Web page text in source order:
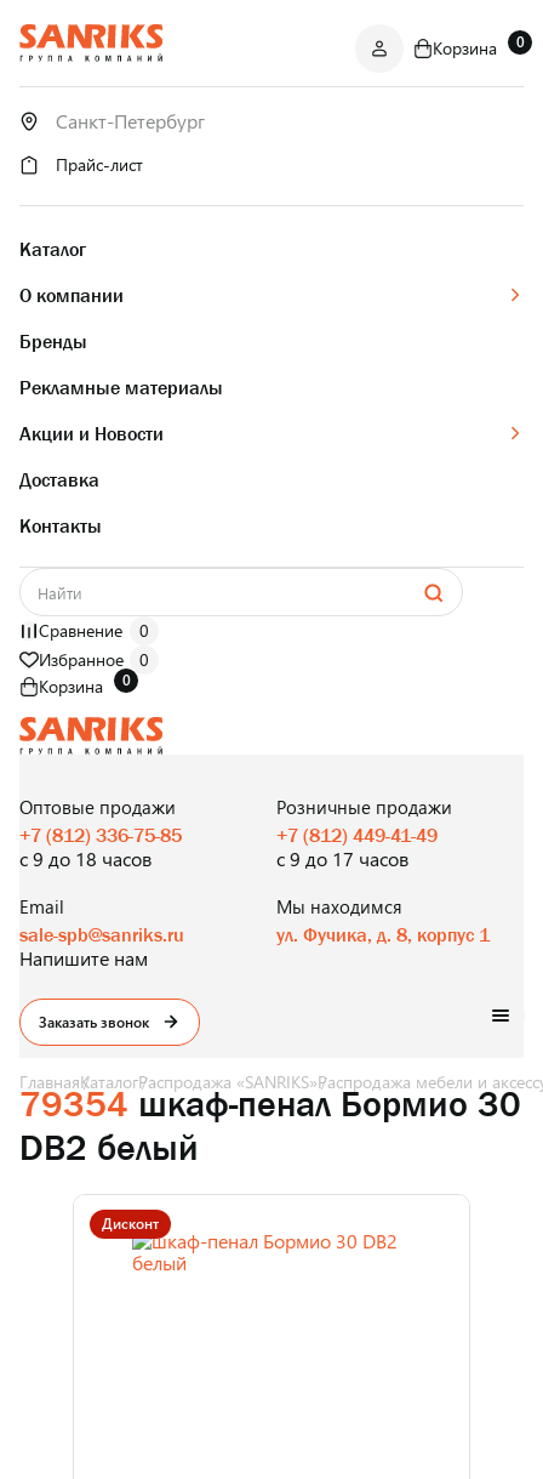
ОПТОМ
И В РОЗНИЦУ
Корзина 0
Прайс-лист
Каталог
О компании
Бренды
Рекламные материалы
Акции и Новости
Доставка
Контакты
Сравнение
0
Избранное
0
Корзина
0
И В РОЗНИЦУ
Оптовые продажи
+7 (812) 336-75-85
с 9 до 18 часов
Розничные продажи
+7 (812) 449-41-49
с 9 до 17 часов
Email
sale-spb@sanriks.ru
Напишите нам
Мы находимся
ул. Фучика, д. 8, корпус 1
Заказать звонок
ГлавнаяКаталогРаспродажа «SANRIKS»Распродажа мебели и
79354 шкаф-пенал Бормио 30
DВ2 белый
Дисконт